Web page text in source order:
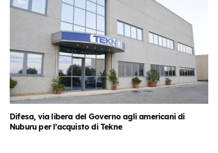
Difesa, via libera del Governo agli americani di
Nuburu per l’acquisto di Tekne